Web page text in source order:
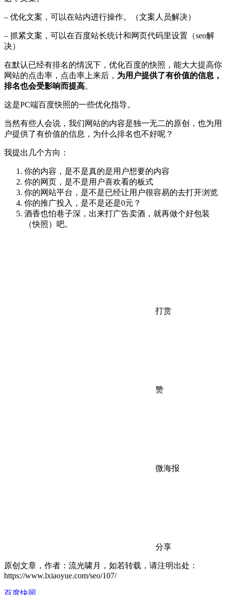
– 优化文案，可以在站内进行操作。（文案人员解决）
– 抓紧文案，可以在百度站长统计和网页代码里设置（seo解
决）
在默认已经有排名的情况下，优化百度的快照，能大大提高你
网站的点击率，点击率上来后， 为用户提供了有价值的信息，
排名也会受影响而提高。
这是PC端百度快照的一些优化指导。
当然有些人会说，我们网站的内容是独一无二的原创，也为用
户提供了有价值的信息，为什么排名也不好呢？
我提出几个方向：
你的内容，是不是真的是用户想要的内容
你的网页，是不是用户喜欢看的板式
你的网站平台，是不是已经让用户很容易的去打开浏览
你的推广投入，是不是还是0元？
酒香也怕巷子深，出来打广告卖酒，就再做个好包装
（快照）吧。
打赏
赞
微海报
分享
原创文章，作者：流光啸月，如若转载，请注明出处：
https://www.lxiaoyue.com/seo/107/
百度快照